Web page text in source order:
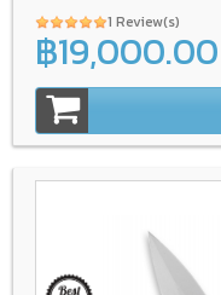
1 Review(s)
฿19,000.00